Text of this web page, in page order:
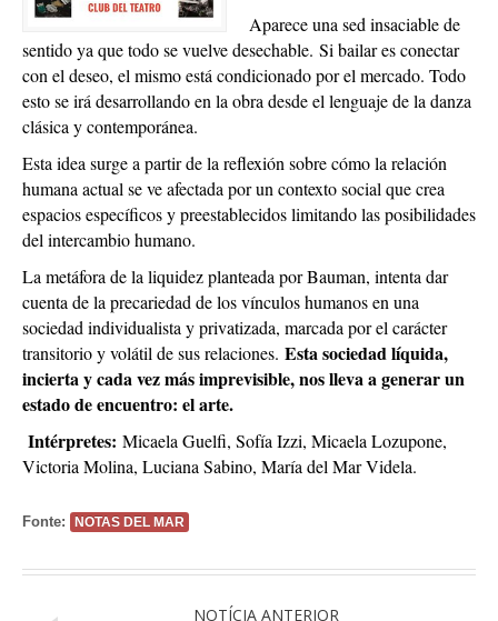
Aparece una sed insaciable de
sentido ya que todo se vuelve desechable. Si bailar es conectar
con el deseo, el mismo está condicionado por el mercado. Todo
esto se irá desarrollando en la obra desde el lenguaje de la danza
clásica y contemporánea.
Esta idea surge a partir de la reflexión sobre cómo la relación
humana actual se ve afectada por un contexto social que crea
espacios específicos y preestablecidos limitando las posibilidades
del intercambio humano.
La metáfora de la liquidez planteada por Bauman, intenta dar
cuenta de la precariedad de los vínculos humanos en una
sociedad individualista y privatizada, marcada por el carácter
transitorio y volátil de sus relaciones. Esta sociedad líquida,
incierta y cada vez más imprevisible, nos lleva a generar un
estado de encuentro: el arte.
Intérpretes: Micaela Guelfi, Sofía Izzi, Micaela Lozupone,
Victoria Molina, Luciana Sabino, María del Mar Videla.
Fonte: NOTAS DEL MAR
NOTÍCIA ANTERIOR